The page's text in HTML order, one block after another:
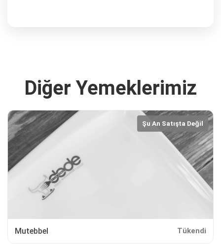
Diğer Yemeklerimiz
Şu An Satışta Değil
Mutebbel Tükendi